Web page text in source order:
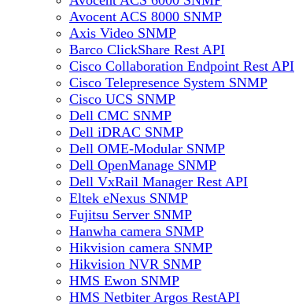
Avocent ACS 8000 SNMP
Axis Video SNMP
Barco ClickShare Rest API
Cisco Collaboration Endpoint Rest API
Cisco Telepresence System SNMP
Cisco UCS SNMP
Dell CMC SNMP
Dell iDRAC SNMP
Dell OME-Modular SNMP
Dell OpenManage SNMP
Dell VxRail Manager Rest API
Eltek eNexus SNMP
Fujitsu Server SNMP
Hanwha camera SNMP
Hikvision camera SNMP
Hikvision NVR SNMP
HMS Ewon SNMP
HMS Netbiter Argos RestAPI